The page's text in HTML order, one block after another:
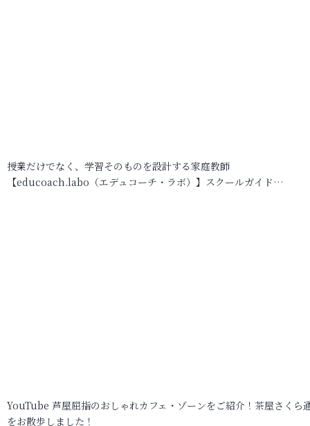
授業だけでなく、学習そのものを設計する家庭教師
【educoach.labo（エデュコーチ・ラボ）】スクールガイド…
YouTube 芦屋屈指のおしゃれカフェ・ゾーンをご紹介！茶屋さくら
をお散歩しました！